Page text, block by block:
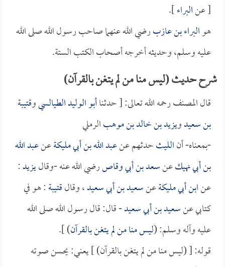
[ عنالبراء].
هوالبراء بن عازبرضي الله عنهما صاحب رسول الله صلى الله
عليه وسلم، وحديثه أخرجه أصحاب الكتب الستة.
شرح حديث (ليس منا من لم يتغن بالقرآن)
قال المصنف رحمه الله تعالى: [ حدثناأبو الوليد الطيالسيوقتيبة
بن سعيدويزيد بن خالد بن موهبالرملي
-بمعناه- أنالليثحدثهم عنعبد الله بن أبي مليكةعنعبد الله
بن أبي نهيكعنسعد بن أبي وقاصرضي الله عنه -وقاليزيد:
عنابن أبي مليكةعنسعيد بن أبي سعيد، وقالقتيبة: هو في
كتابي عنسعيد بن أبي سعيد- قال: قال رسول الله صلى الله
عليه وآله وسلم: (ليس منا من لم يتغن بالقرآن) ].
قوله: [ (ليس منا من لم يتغن بالقرآن) ] يعني: يحسن صوته